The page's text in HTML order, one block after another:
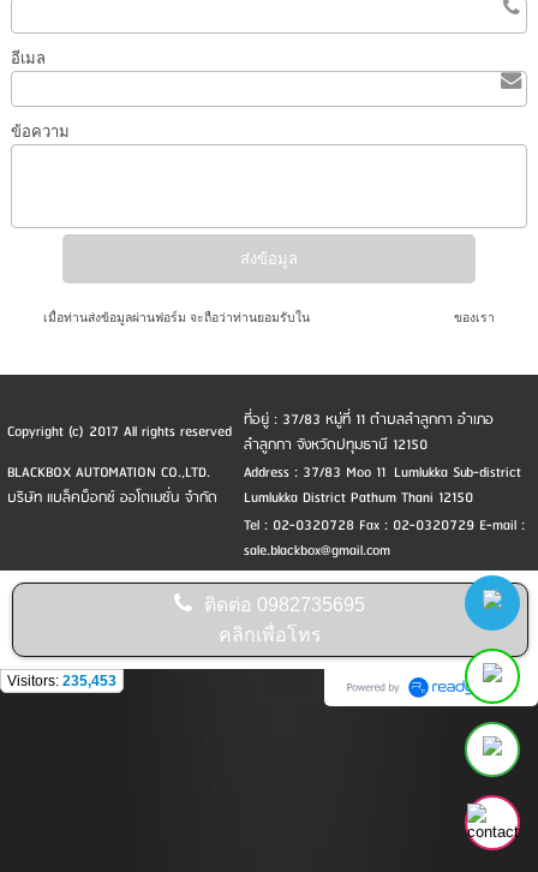
อีเมล
ข้อความ
เมื่อท่านส่งข้อมูลผ่านฟอร์ม จะถือว่าท่านยอมรับในนโยบายความเป็นส่วนตัว ของเรา
Copyright (c) 2017 All rights reserved ที่อยู่ : 37/83 หมู่ที่ 11 ตำบลลำลูกกา อำเภอ
ลำลูกกา จังหวัดปทุมธานี 12150
BLACKBOX AUTOMATION CO.,LTD.
บริษัท แบล็คบ็อกซ์ ออโตเมชั่น จำกัด
Address : 37/83 Moo 11 Lumlukka Sub-district
Lumlukka District Pathum Thani 12150
Tel : 02-0320728 Fax : 02-0320729 E-mail :
sale.blackbox@gmail.com
ติดต่อ 0982735695
คลิกเพื่อโทร
Visitors: 235,453